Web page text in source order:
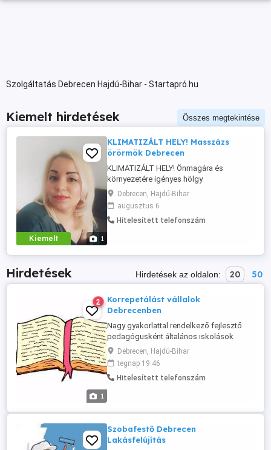
Szolgáltatás Debrecen Hajdú-Bihar - Startapró.hu
Kiemelt hirdetések Összes megtekintése
Kiemelt 1
KLIMATIZÁLT HELY! Masszázs
örörmök Debrecen
KLIMATIZÁLT HELY! Önmagára és
környezetére igényes hölgy
vagyok,masszöri végzettséggel! Ha
szeretnél egy kellemes kiakpcsolodást a
hétköznapokban, hivj a megadott
telefonszámon! ÜZENETEKRE NEM
Debrecen, Hajdú-Bihar
augusztus 6
Hitelesített telefonszám
Hirdetések Hirdetések az oldalon: 20 50
1
2
Korrepetálást vállalok
Debrecenben
Nagy gyakorlattal rendelkező fejlesztő
pedagógusként általános iskolások
korrepetálását, fejlesztését vállalom
középiskolás korig. Részképesség
fejlesztését, tanulásban akadályozott
gyermekek megsegítését, tantárgyi
történelem. Pótvizsgára ...
Debrecen, Hajdú-Bihar
tegnap 19:46
Hitelesített telefonszám
Szobafestő Debrecen
Lakásfelújítás